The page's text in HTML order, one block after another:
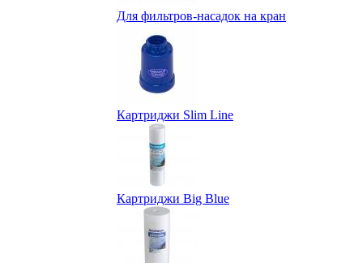
Для фильтров-насадок на кран
Картриджи Slim Line
Картриджи Big Blue